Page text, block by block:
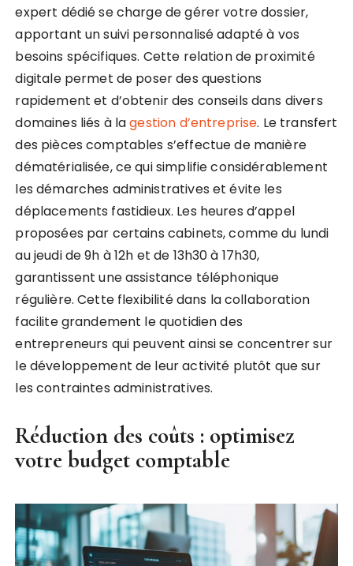
expert dédié se charge de gérer votre dossier,
apportant un suivi personnalisé adapté à vos
besoins spécifiques. Cette relation de proximité
digitale permet de poser des questions
rapidement et d’obtenir des conseils dans divers
domaines liés à lagestion d’entreprise. Le transfert
des pièces comptables s’effectue de manière
dématérialisée, ce qui simplifie considérablement
les démarches administratives et évite les
déplacements fastidieux. Les heures d’appel
proposées par certains cabinets, comme du lundi
au jeudi de 9h à 12h et de 13h30 à 17h30,
garantissent une assistance téléphonique
régulière. Cette flexibilité dans la collaboration
facilite grandement le quotidien des
entrepreneurs qui peuvent ainsi se concentrer sur
le développement de leur activité plutôt que sur
les contraintes administratives.
Réduction des coûts : optimisez
votre budget comptable